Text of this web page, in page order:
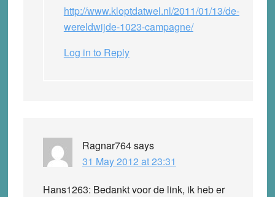
http://www.kloptdatwel.nl/2011/01/13/de-
wereldwijde-1023-campagne/
Log in to Reply
Ragnar764says
31 May 2012 at 23:31
Hans1263: Bedankt voor de link, ik heb er